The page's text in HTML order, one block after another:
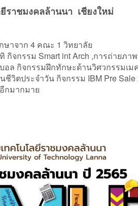
ราชมงคลล้านนา เชียงใหม่
าจาก 4 คณะ 1 วิทยาลัย
กิจกรรม Smart int Arch ,การถ่ายภ
อล กิจกรรมฝึกทักษะด้านวิศวกรรมเ
ชีวิตประจำวัน กิจกรรม IBM Pre
กมากมาย